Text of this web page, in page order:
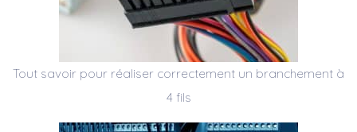
Tout savoir pour réaliser correctement un branchement à
4 fils